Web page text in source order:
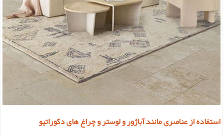
استفاده از عناصری مانند آباژور و لوستر و چراغ های دکوراتیو